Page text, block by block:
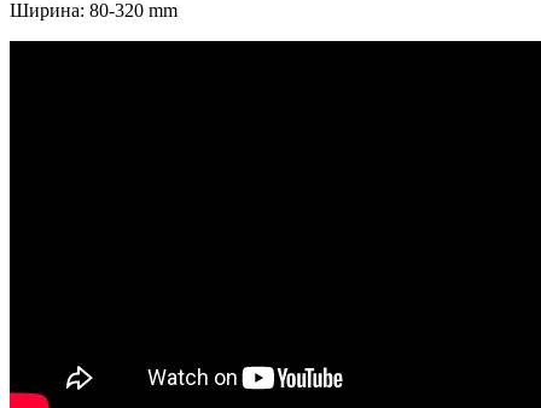
Ширина: 80-320 mm